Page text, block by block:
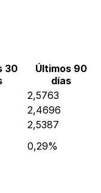
30
Últimos 90
días
2,5763
2,4696
2,5387
0,29%